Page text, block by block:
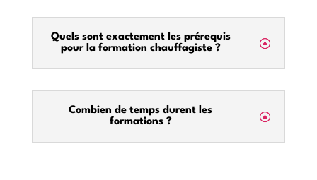
Quels sont exactement les prérequis
pour la formation chauffagiste ?
Combien de temps durent les
formations ?